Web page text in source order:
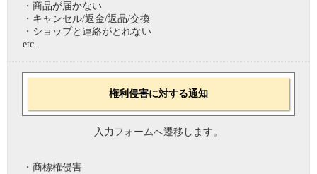
・商品が届かない
・キャンセル/返金/返品/交換
・ショップと連絡がとれない
etc.
権利侵害に対する通知
入力フォームへ遷移します。
・商標権侵害